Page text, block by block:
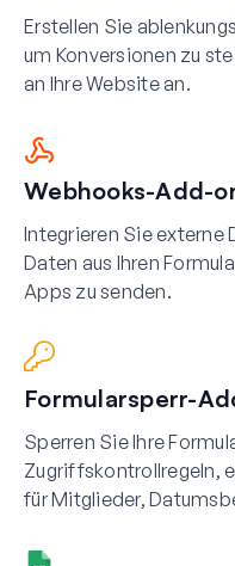
Erstellen Sie
um Konversionen zu
an Ihre Website an.
Webhooks-Add-
Integrieren Sie externe
Daten aus Ihren
Apps zu senden.
Formularsperr-
Sperren Sie Ihre
Zugriffskontrollregeln,
für Mitglieder,